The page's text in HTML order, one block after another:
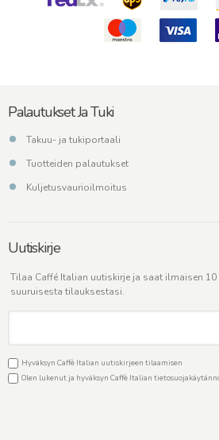
Palautukset Ja Tuki
Takuu- ja tukiportaali
Tuotteiden palautukset
Kuljetusvaurioilmoitus
Uutiskirje
Tilaa Caffé Italian uutiskirje ja saat ilmaisen
suuruisesta tilauksestasi.
Hyväksyn Caffè Italian uutiskirjeen tilaamisen
Olen lukenut ja hyväksyn Caffè Italian